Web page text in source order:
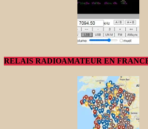
RELAIS RADIOAMATEUR EN